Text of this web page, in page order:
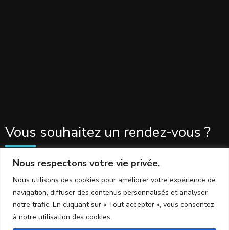
Nous respectons votre vie privée.
Nous utilisons des cookies pour améliorer votre expérience de
navigation, diffuser des contenus personnalisés et analyser
notre trafic. En cliquant sur « Tout accepter », vous consentez
à notre utilisation des cookies.
Vous souhaitez un rendez-vous ?